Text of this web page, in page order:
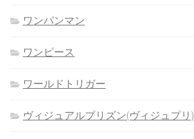
ワンパンマン
ワンピース
ワールドトリガー
ヴィジュアルプリズン(ヴィジュプリ)